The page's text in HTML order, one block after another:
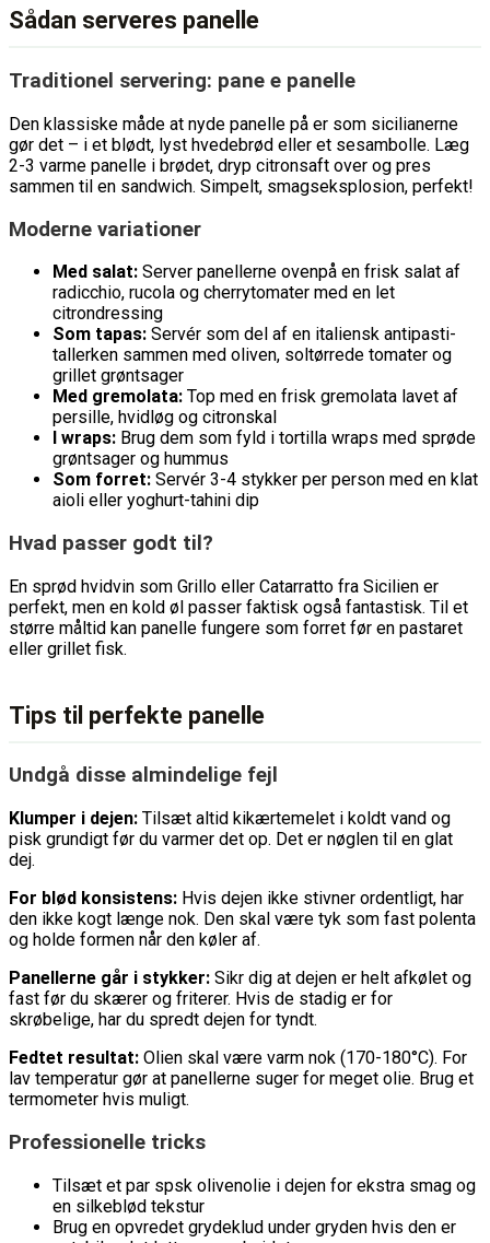
Sådan serveres panelle
Traditionel servering: pane e panelle
Den klassiske måde at nyde panelle på er som sicilianerne
gør det – i et blødt, lyst hvedebrød eller et sesambolle. Læg
2-3 varme panelle i brødet, dryp citronsaft over og pres
sammen til en sandwich. Simpelt, smagseksplosion, perfekt!
Moderne variationer
Med salat: Server panellerne ovenpå en frisk salat af
radicchio, rucola og cherrytomater med en let
citrondressing
Som tapas: Servér som del af en italiensk antipasti-
tallerken sammen med oliven, soltørrede tomater og
grillet grøntsager
Med gremolata: Top med en frisk gremolata lavet af
persille, hvidløg og citronskal
I wraps: Brug dem som fyld i tortilla wraps med sprøde
grøntsager og hummus
Som forret: Servér 3-4 stykker per person med en klat
aioli eller yoghurt-tahini dip
Hvad passer godt til?
En sprød hvidvin som Grillo eller Catarratto fra Sicilien er
perfekt, men en kold øl passer faktisk også fantastisk. Til et
større måltid kan panelle fungere som forret før en pastaret
eller grillet fisk.
Tips til perfekte panelle
Undgå disse almindelige fejl
Klumper i dejen: Tilsæt altid kikærtemelet i koldt vand og
pisk grundigt før du varmer det op. Det er nøglen til en glat
dej.
For blød konsistens: Hvis dejen ikke stivner ordentligt, har
den ikke kogt længe nok. Den skal være tyk som fast polenta
og holde formen når den køler af.
Panellerne går i stykker: Sikr dig at dejen er helt afkølet og
fast før du skærer og friterer. Hvis de stadig er for
skrøbelige, har du spredt dejen for tyndt.
Fedtet resultat: Olien skal være varm nok (170-180°C). For
lav temperatur gør at panellerne suger for meget olie. Brug et
termometer hvis muligt.
Professionelle tricks
Tilsæt et par spsk olivenolie i dejen for ekstra smag og
en silkeblød tekstur
Brug en opvredet grydeklud under gryden hvis den er